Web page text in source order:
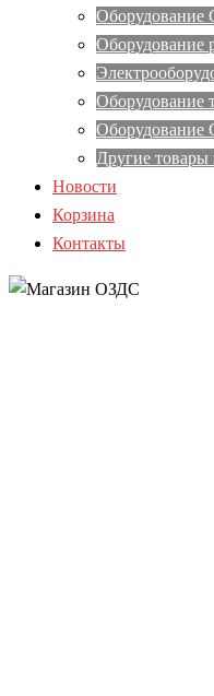
Оборудование
Оборудование
Оборудование
Другие товары
Новости
Корзина
Контакты